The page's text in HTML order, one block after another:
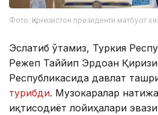
Фото: Қирғизистон президенти матбуот
Эслатиб ўтамиз, Туркия
Режеп Таййип Эрдоған
Республикасида давлат
турибди. Музокаралар
иқтисодиёт лойиҳалари